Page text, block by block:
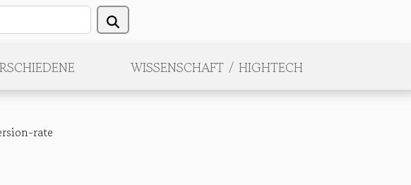
WISSENSCHAFT / HIGHTECH
rate